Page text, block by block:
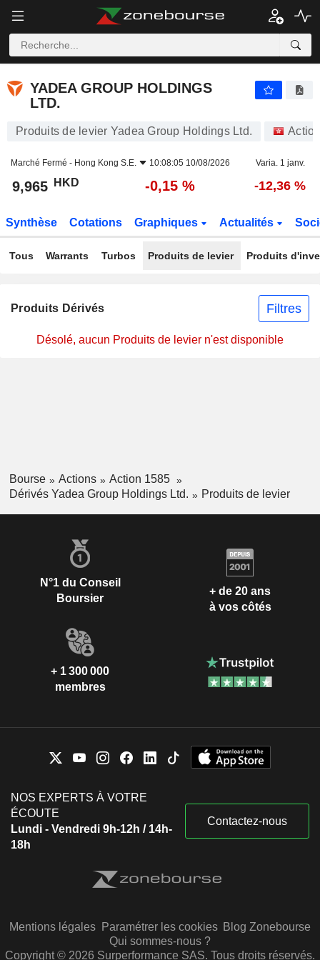
YADEA GROUP HOLDINGS
LTD.
Produits de levier Yadea Group Holdings Ltd.
Marché Fermé - Hong Kong S.E. 10:08:05 10/08/2026 Varia. 1 janv.
9,965 HKD -0,15 % -12,36 %
Synthèse Cotations Graphiques Actualités
Tous Warrants Turbos Produits de levier Produits
Produits Dérivés Filtres
Désolé, aucun Produits de levier n'est disponible
Bourse Actions
Action 1585
Dérivés Yadea Group Holdings Ltd.
Produits de levier
N°1 du Conseil
Boursier
+ de 20 ans
à vos côtés
+ 1 300 000
membres
NOS EXPERTS À VOTRE
ÉCOUTE
Lundi - Vendredi 9h-12h / 14h-
18h
Contactez-nous
Mentions légales Paramétrer les cookies Blog Zonebourse
Qui sommes-nous ?
Copyright © 2026 Surperformance SAS. Tous droits réservés.